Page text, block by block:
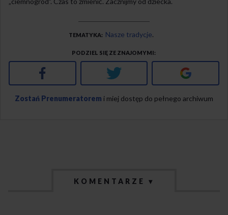
TEMATYKA Nasze tradycje
PODZIEL SIĘ ZE ZNAJOMYMI
Facebook Twitter Google+
Zostań Prenumeratorem i miej dostęp do pełnego archiwum
KOMENTARZE ▾